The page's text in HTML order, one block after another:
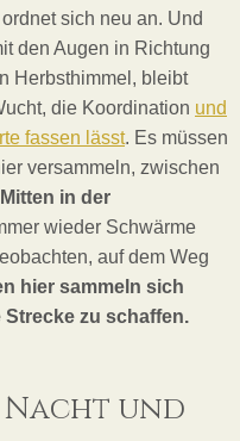
sich neu an. Und
den Augen in Richtung
Herbsthimmel, bleibt
die Koordination und
fassen lässt. Es müssen
versammeln, zwischen
Mitten in der
wieder Schwärme
auf dem Weg
hier sammeln sich
zu schaffen.
Nacht und